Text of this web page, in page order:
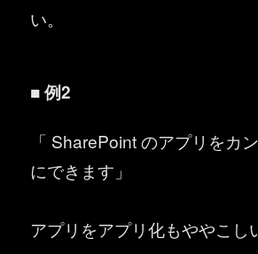
い。
■ 例2
「 SharePoint のアプリをカ
にできます」
アプリをアプリ化もややこし